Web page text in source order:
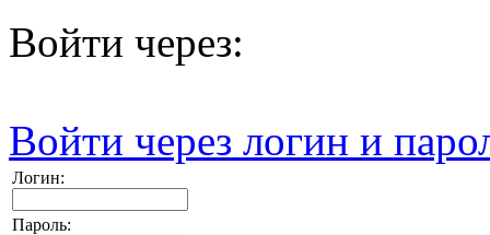
Войти через:
Войти через логин и
Логин:
Пароль: